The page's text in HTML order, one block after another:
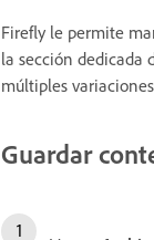
Firefly le permite
la sección dedicada
múltiples
Guardar